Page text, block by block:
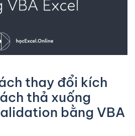
thay đổi kích
thả xuống
bằng VBA